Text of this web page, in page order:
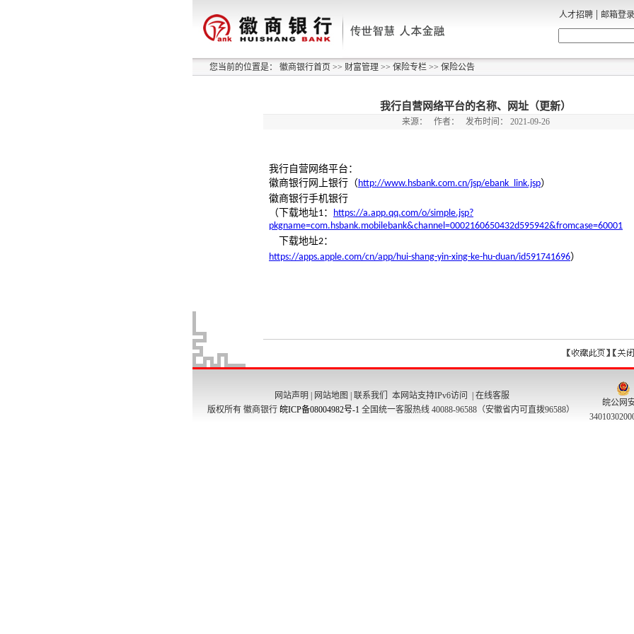
人才招聘 | 邮箱登录
您当前的位置是： 徽商银行首页 >> 财富管理 >> 保险专栏 >> 保险公告
我行自营网络平台的名称、网址（更新）
来源： 作者： 发布时间： 2021-09-26
网站声明 网站地图 联系我们 本网站支持IPv6访问 | 在线客服
版权所有 徽商银行 皖ICP备08004982号-1 全国统一客服热线 40088-96588（安徽省内可直拨96588）
皖公网